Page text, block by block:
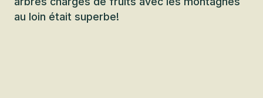
au loin était superbe!